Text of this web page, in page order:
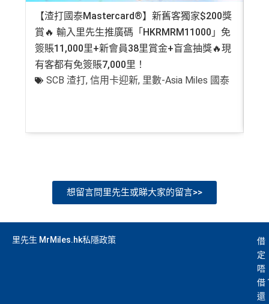
【渣打國泰Mastercard®】新舊客獨家$200獎
賞🔥 輸入里先生推廣碼「HKRMRM11000」免
簽賬11,000里+新會員38里賞金+盲盒抽獎🔥現
有客都有免簽賬7,000里！
SCB 渣打,信用卡迎新, 里數-Asia Miles 國泰
想留言問里先生或睇大家的留言>>
里先生 MrMiles.hk私隱政策
借
定
唔
借
還